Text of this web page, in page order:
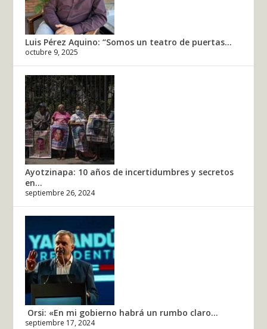
Luis Pérez Aquino: “Somos un teatro de puertas...
octubre 9, 2025
Ayotzinapa: 10 años de incertidumbres y secretos
en...
septiembre 26, 2024
Orsi: «En mi gobierno habrá un rumbo claro...
septiembre 17, 2024